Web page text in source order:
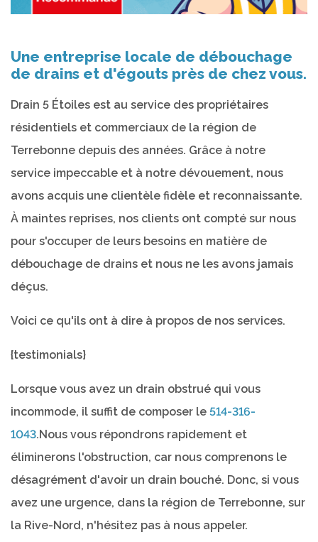
Une entreprise locale de débouchage
de drains et d'égouts près de chez vous.
Drain 5 Étoiles est au service des propriétaires
résidentiels et commerciaux de la région de
Terrebonne depuis des années. Grâce à notre
service impeccable et à notre dévouement, nous
avons acquis une clientèle fidèle et reconnaissante.
À maintes reprises, nos clients ont compté sur nous
pour s'occuper de leurs besoins en matière de
débouchage de drains et nous ne les avons jamais
déçus.
Voici ce qu'ils ont à dire à propos de nos services.
{testimonials}
Lorsque vous avez un drain obstrué qui vous
incommode, il suffit de composer le 514-316-
1043.Nous vous répondrons rapidement et
éliminerons l'obstruction, car nous comprenons le
désagrément d'avoir un drain bouché. Donc, si vous
avez une urgence, dans la région de Terrebonne, sur
la Rive-Nord, n'hésitez pas à nous appeler.